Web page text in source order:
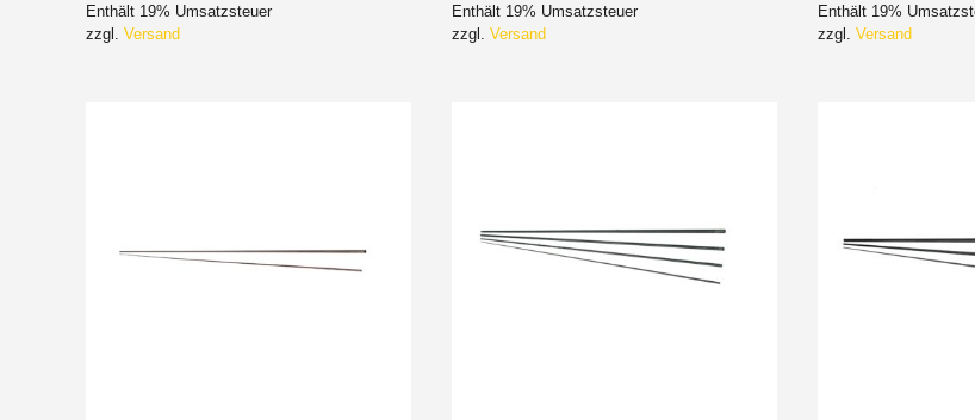
Enthält 19% Umsatzsteuer
zzgl. Versand
Enthält 19% Umsatzsteuer
zzgl. Versand
Enthält 19%
zzgl. Versand